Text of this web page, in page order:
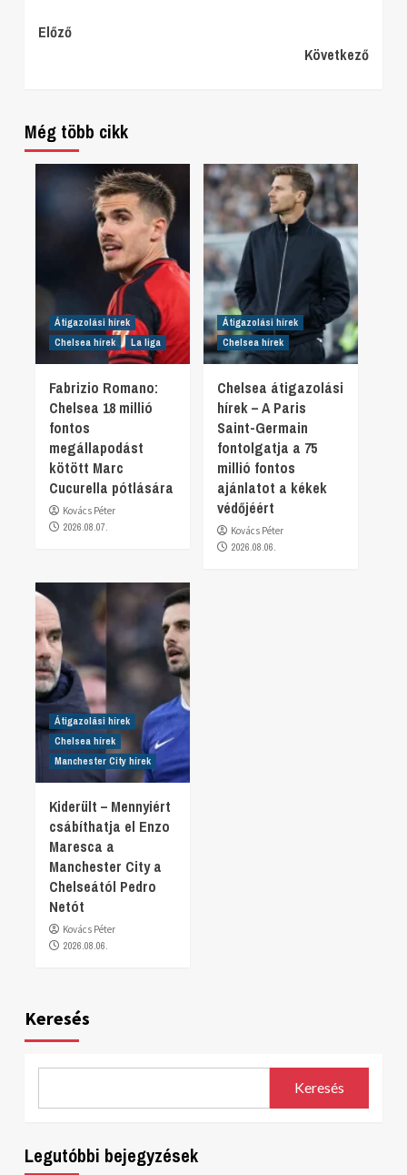
Continue
Előző
Következő
Még több cikk
Átigazolási hírek
Chelsea hírek
La liga
Fabrizio Romano:
Chelsea 18 millió
fontos
megállapodást
kötött Marc
Cucurella pótlására
Kovács Péter
2026.08.07.
Átigazolási hírek
Chelsea hírek
Chelsea átigazolási
hírek – A Paris
Saint-Germain
fontolgatja a 75
millió fontos
ajánlatot a kékek
védőjéért
Kovács Péter
2026.08.06.
Átigazolási hírek
Chelsea hírek
Manchester City hírek
Kiderült – Mennyiért
csábíthatja el Enzo
Maresca a
Manchester City a
Chelseától Pedro
Netót
Kovács Péter
2026.08.06.
Keresés
Keresés
Legutóbbi bejegyzések